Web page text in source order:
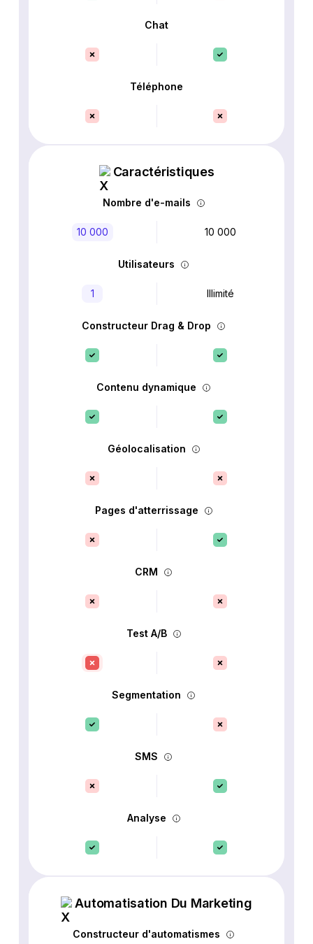
Chat
Téléphone
Caractéristiques
Nombre d'e-mails
10 000 10 000
Utilisateurs
1 Illimité
Constructeur Drag & Drop
Contenu dynamique
Géolocalisation
Pages d'atterrissage
CRM
Test A/B
Segmentation
SMS
Analyse
Automatisation Du Marketing
Constructeur d'automatismes